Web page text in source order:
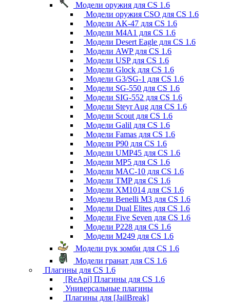
Модели оружия для CS 1.6
Модели оружия CSO для CS 1.6
Модели AK-47 для CS 1.6
Модели M4A1 для CS 1.6
Модели Desert Eagle для CS 1.6
Модели AWP для CS 1.6
Модели USP для CS 1.6
Модели Glock для CS 1.6
Модели G3/SG-1 для CS 1.6
Модели SG-550 для CS 1.6
Модели SIG-552 для CS 1.6
Модели Steyr Aug для CS 1.6
Модели Scout для CS 1.6
Модели Galil для CS 1.6
Модели Famas для CS 1.6
Модели P90 для CS 1.6
Модели UMP45 для CS 1.6
Модели MP5 для CS 1.6
Модели MAC-10 для CS 1.6
Модели TMP для CS 1.6
Модели XM1014 для CS 1.6
Модели Benelli M3 для CS 1.6
Модели Dual Elites для CS 1.6
Модели Five Seven для CS 1.6
Модели P228 для CS 1.6
Модели M249 для CS 1.6
Модели рук зомби для CS 1.6
Модели гранат для CS 1.6
Плагины для CS 1.6
[ReApi] Плагины для CS 1.6
Универсальные плагины
Плагины для [JailBreak]